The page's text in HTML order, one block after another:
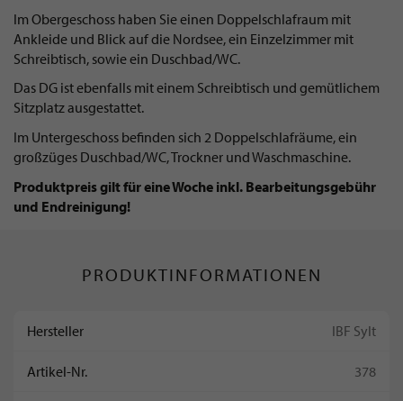
Im Obergeschoss haben Sie einen Doppelschlafraum mit
Ankleide und Blick auf die Nordsee, ein Einzelzimmer mit
Schreibtisch, sowie ein Duschbad/WC.
Das DG ist ebenfalls mit einem Schreibtisch und gemütlichem
Sitzplatz ausgestattet.
Im Untergeschoss befinden sich 2 Doppelschlafräume, ein
großzüges Duschbad/WC, Trockner und Waschmaschine.
Produktpreis gilt für eine Woche inkl. Bearbeitungsgebühr
und Endreinigung!
PRODUKTINFORMATIONEN
Hersteller IBF Sylt
Artikel-Nr. 378